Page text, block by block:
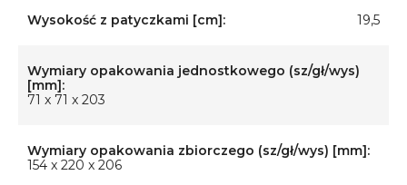
Wysokość z patyczkami [cm]: 19,5
Wymiary opakowania jednostkowego (sz/gł/wys)
[mm]:
71 x 71 x 203
Wymiary opakowania zbiorczego (sz/gł/wys) [mm]:
154 x 220 x 206